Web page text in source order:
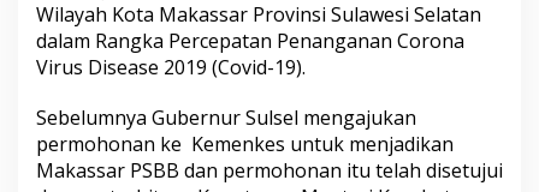
o
n
e
h
a
s
Wilayah Kota Makassar Provinsi Sulawesi Selatan
dalam Rangka Percepatan Penanganan Corona
Virus Disease 2019 (Covid-19).
Sebelumnya Gubernur Sulsel mengajukan
permohonan ke Kemenkes untuk menjadikan
Makassar PSBB dan permohonan itu telah disetujui